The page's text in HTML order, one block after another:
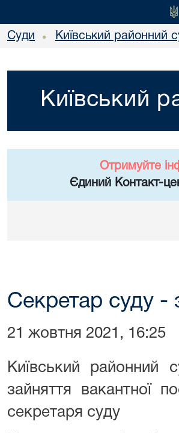
Суди • Київський районний
Київський
Отримуйте
Єдиний Контакт-
Секретар суду -
21 жовтня 2021, 16:25
Київський
зайняття вакантної
секретаря суду